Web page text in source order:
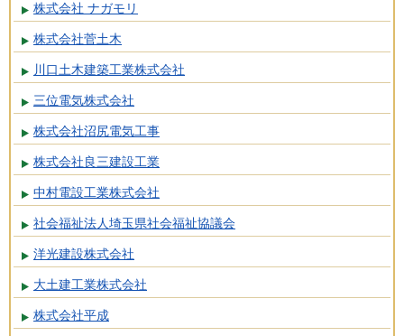
株式会社 ナガモリ
株式会社菅土木
川口土木建築工業株式会社
三位電気株式会社
株式会社沼尻電気工事
株式会社良三建設工業
中村電設工業株式会社
社会福祉法人埼玉県社会福祉協議会
洋光建設株式会社
大土建工業株式会社
株式会社平成